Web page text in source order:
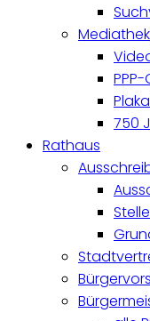
Mediathek
750
Rathaus